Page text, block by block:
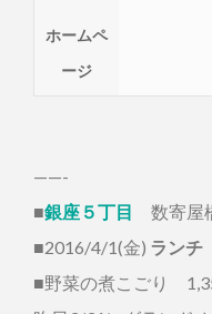
ホームペ
ージ
——-
■銀座５丁目
数寄屋
■2016/4/1(金) ランチ
■野菜の煮こごり